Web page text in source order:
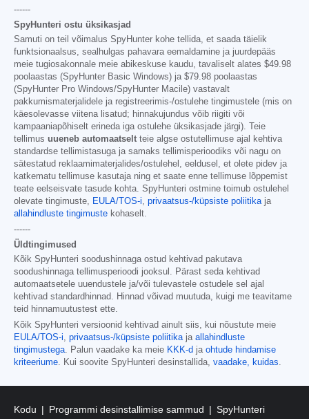
------
SpyHunteri ostu üksikasjad
Samuti on teil võimalus SpyHunter kohe tellida, et saada täielik
funktsionaalsus, sealhulgas pahavara eemaldamine ja juurdepääs
meie tugiosakonnale meie abikeskuse kaudu, tavaliselt alates $49.98
poolaastas (SpyHunter Basic Windows) ja $79.98 poolaastas
(SpyHunter Pro Windows/SpyHunter Macile) vastavalt
pakkumismaterjalidele ja registreerimis-/ostulehe tingimustele (mis on
käesolevasse viitena lisatud; hinnakujundus võib riigiti või
kampaaniapõhiselt erineda iga ostulehe üksikasjade järgi). Teie
tellimus uueneb automaatselt teie algse ostutellimuse ajal kehtiva
standardse tellimistasuga ja samaks tellimisperioodiks või nagu on
sätestatud reklaamimaterjalides/ostulehel, eeldusel, et olete pidev ja
katkematu tellimuse kasutaja ning et saate enne tellimuse lõppemist
teate eelseisvate tasude kohta. SpyHunteri ostmine toimub ostulehel
olevate tingimuste, EULA/TOS-i, privaatsus-/küpsiste poliitikaja
allahindluste tingimuste kohaselt.
------
Üldtingimused
Kõik SpyHunteri soodushinnaga ostud kehtivad pakutava
soodushinnaga tellimusperioodi jooksul. Pärast seda kehtivad
automaatsetele uuendustele ja/või tulevastele ostudele sel ajal
kehtivad standardhinnad. Hinnad võivad muutuda, kuigi me teavitame
teid hinnamuutustest ette.
Kõik SpyHunteri versioonid kehtivad ainult siis, kui nõustute meie
EULA/TOS-i, privaatsus-/küpsiste poliitikaja allahindluste
tingimustega. Palun vaadake ka meie KKK-d ja ohtude hindamise
kriteeriume. Kui soovite SpyHunteri desinstallida, vaadake, kuidas.
Kodu Programmi desinstallimise sammud
SpyHunteri